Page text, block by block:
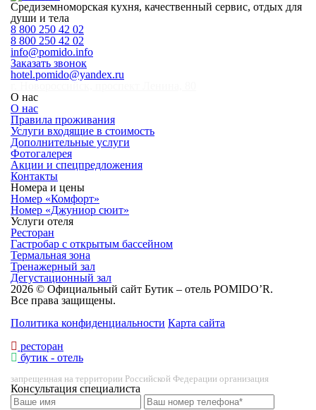
Средиземноморская кухня, качественный сервис, отдых для
души и тела
8 800 250 42 02
8 800 250 42 02
info@pomido.info
Заказать звонок
hotel.pomido@yandex.ru
О нас
О нас
Правила проживания
Услуги входящие в стоимость
Дополнительные услуги
Фотогалерея
Акции и спецпредложения
Контакты
Номера и цены
Номер «Комфорт»
Номер «Джуниор сюит»
Услуги отеля
Ресторан
Гастробар с открытым бассейном
Термальная зона
Тренажерный зал
Дегустационный зал
2026 © Официальный сайт Бутик – отель POMIDO’R.
Все права защищены.
Политика конфиденциальности Карта сайта
ресторан
бутик - отель
запрещенная на территории Российской Федерации организация
Консультация специалиста